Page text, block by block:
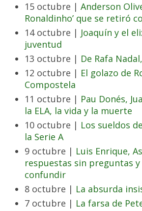
15 octubre | Anderson
Ronaldinho’ que se retiró
14 octubre | Joaquín y el
juventud
13 octubre | De Rafa
12 octubre | El golazo de
Compostela
11 octubre | Pau Donés,
la ELA, la vida y la muerte
10 octubre | Los sueldos
la Serie A
9 octubre | Luis Enrique,
respuestas sin preguntas
confundir
8 octubre | La absurda
7 octubre | La farsa de